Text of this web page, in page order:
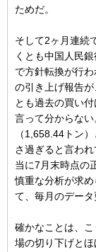
ためだ。
そして2ヶ月連続
くとも中国人民
で方針転換が行
の引き上げ報告
とも過去の買い
言って分からな
（1,658.44トン
さ過ぎると言わ
当に7月末時点の
慎重な分析が求
て、毎月のデータ
確かなことは、
場の切り下げと